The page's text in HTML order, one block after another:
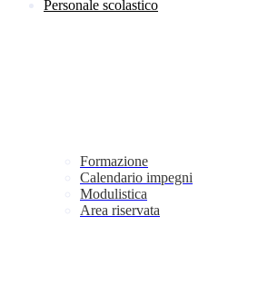
Personale scolastico
Formazione
Calendario impegni
Modulistica
Area riservata